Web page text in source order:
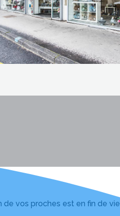
de vos proches est en fin de vie